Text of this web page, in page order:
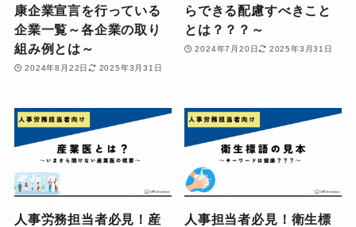
康企業宣言を行っている
企業一覧～各企業の取り
組み例とは～
2024年8月22日 2025年3月31日
らできる配慮すべきこと
とは？？？～
2024年7月20日 2025年3月31日
人事労務担当者必見！産
人事担当者必見！衛生標